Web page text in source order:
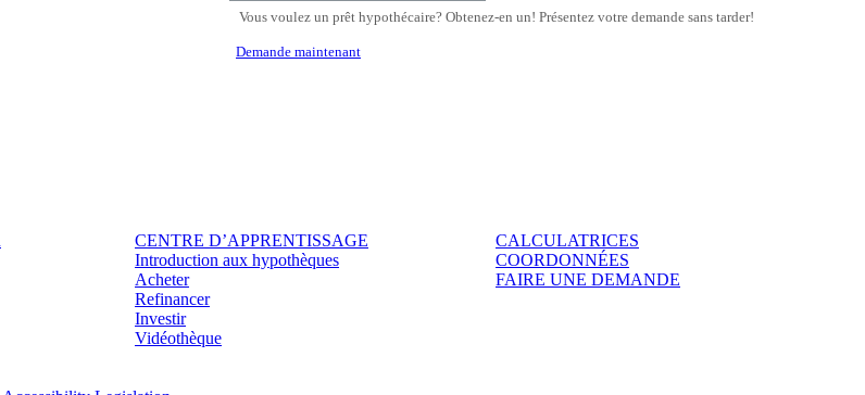
Vous voulez un prêt hypothécaire? Obtenez-en un! Présentez votre demande sans tarder!
Demande maintenant
CENTRE D’APPRENTISSAGE
Introduction aux hypothèques
Acheter
Refinancer
Investir
Vidéothèque
CALCULATRICES
COORDONNÉES
FAIRE UNE DEMANDE